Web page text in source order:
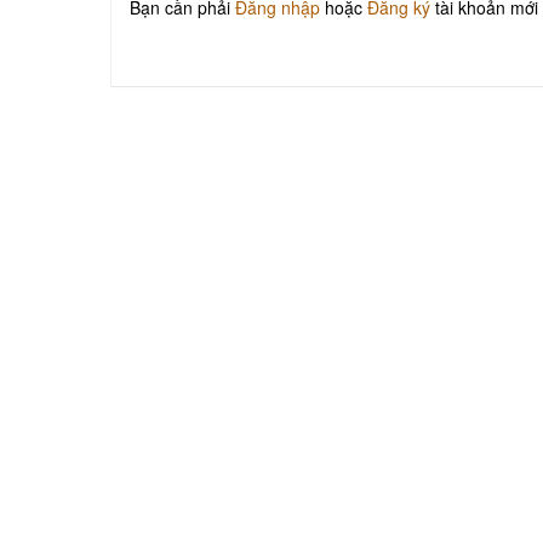
Bạn cần phải Đăng nhập hoặc Đăng ký tài khoản